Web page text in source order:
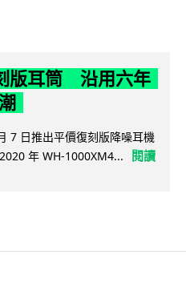
版耳筒 沿用六年
7 日推出平價復刻版降噪耳機
年 WH-1000XM4...
閱讀